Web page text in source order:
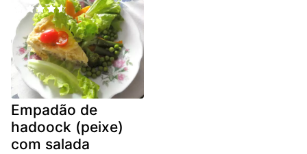
Empadão de
hadoock (peixe)
com salada